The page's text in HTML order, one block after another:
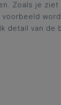
Zoals je ziet
detail van de